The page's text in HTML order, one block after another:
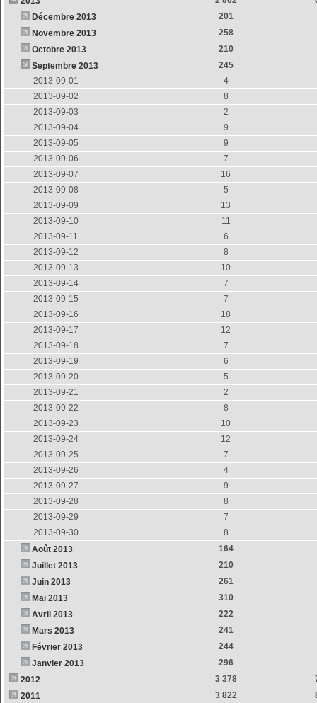
Décembre 2013
201
Novembre 2013
258
Octobre 2013
210
Septembre 2013
245
2013-09-01
4
2013-09-02
8
2013-09-03
2
2013-09-04
9
2013-09-05
9
2013-09-06
7
2013-09-07
16
2013-09-08
5
2013-09-09
13
2013-09-10
11
2013-09-11
6
2013-09-12
8
2013-09-13
10
2013-09-14
7
2013-09-15
7
2013-09-16
18
2013-09-17
12
2013-09-18
7
2013-09-19
6
2013-09-20
5
2013-09-21
2
2013-09-22
8
2013-09-23
10
2013-09-24
12
2013-09-25
7
2013-09-26
4
2013-09-27
9
2013-09-28
8
2013-09-29
7
2013-09-30
8
Août 2013
164
Juillet 2013
210
Juin 2013
261
Mai 2013
310
Avril 2013
222
Mars 2013
241
Février 2013
244
Janvier 2013
296
2012
3 378
2011
3 822